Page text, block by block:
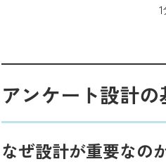
アンケート設計の
なぜ設計が重要なの